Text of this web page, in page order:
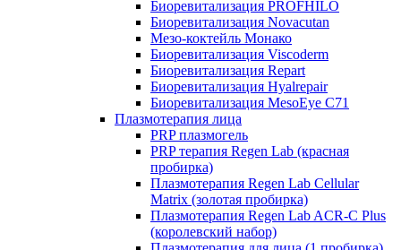
Биоревитализация PROFHILO
Биоревитализация Novacutan
Мезо-коктейль Монако
Биоревитализация Viscoderm
Биоревитализация Repart
Биоревитализация Hyalrepair
Биоревитализация MesoEye C71
Плазмотерапия лица
PRP плазмогель
PRP терапия Regen Lab (красная
пробирка)
Плазмотерапия Regen Lab Cellular
Matrix (золотая пробирка)
Плазмотерапия Regen Lab ACR-C Plus
(королевский набор)